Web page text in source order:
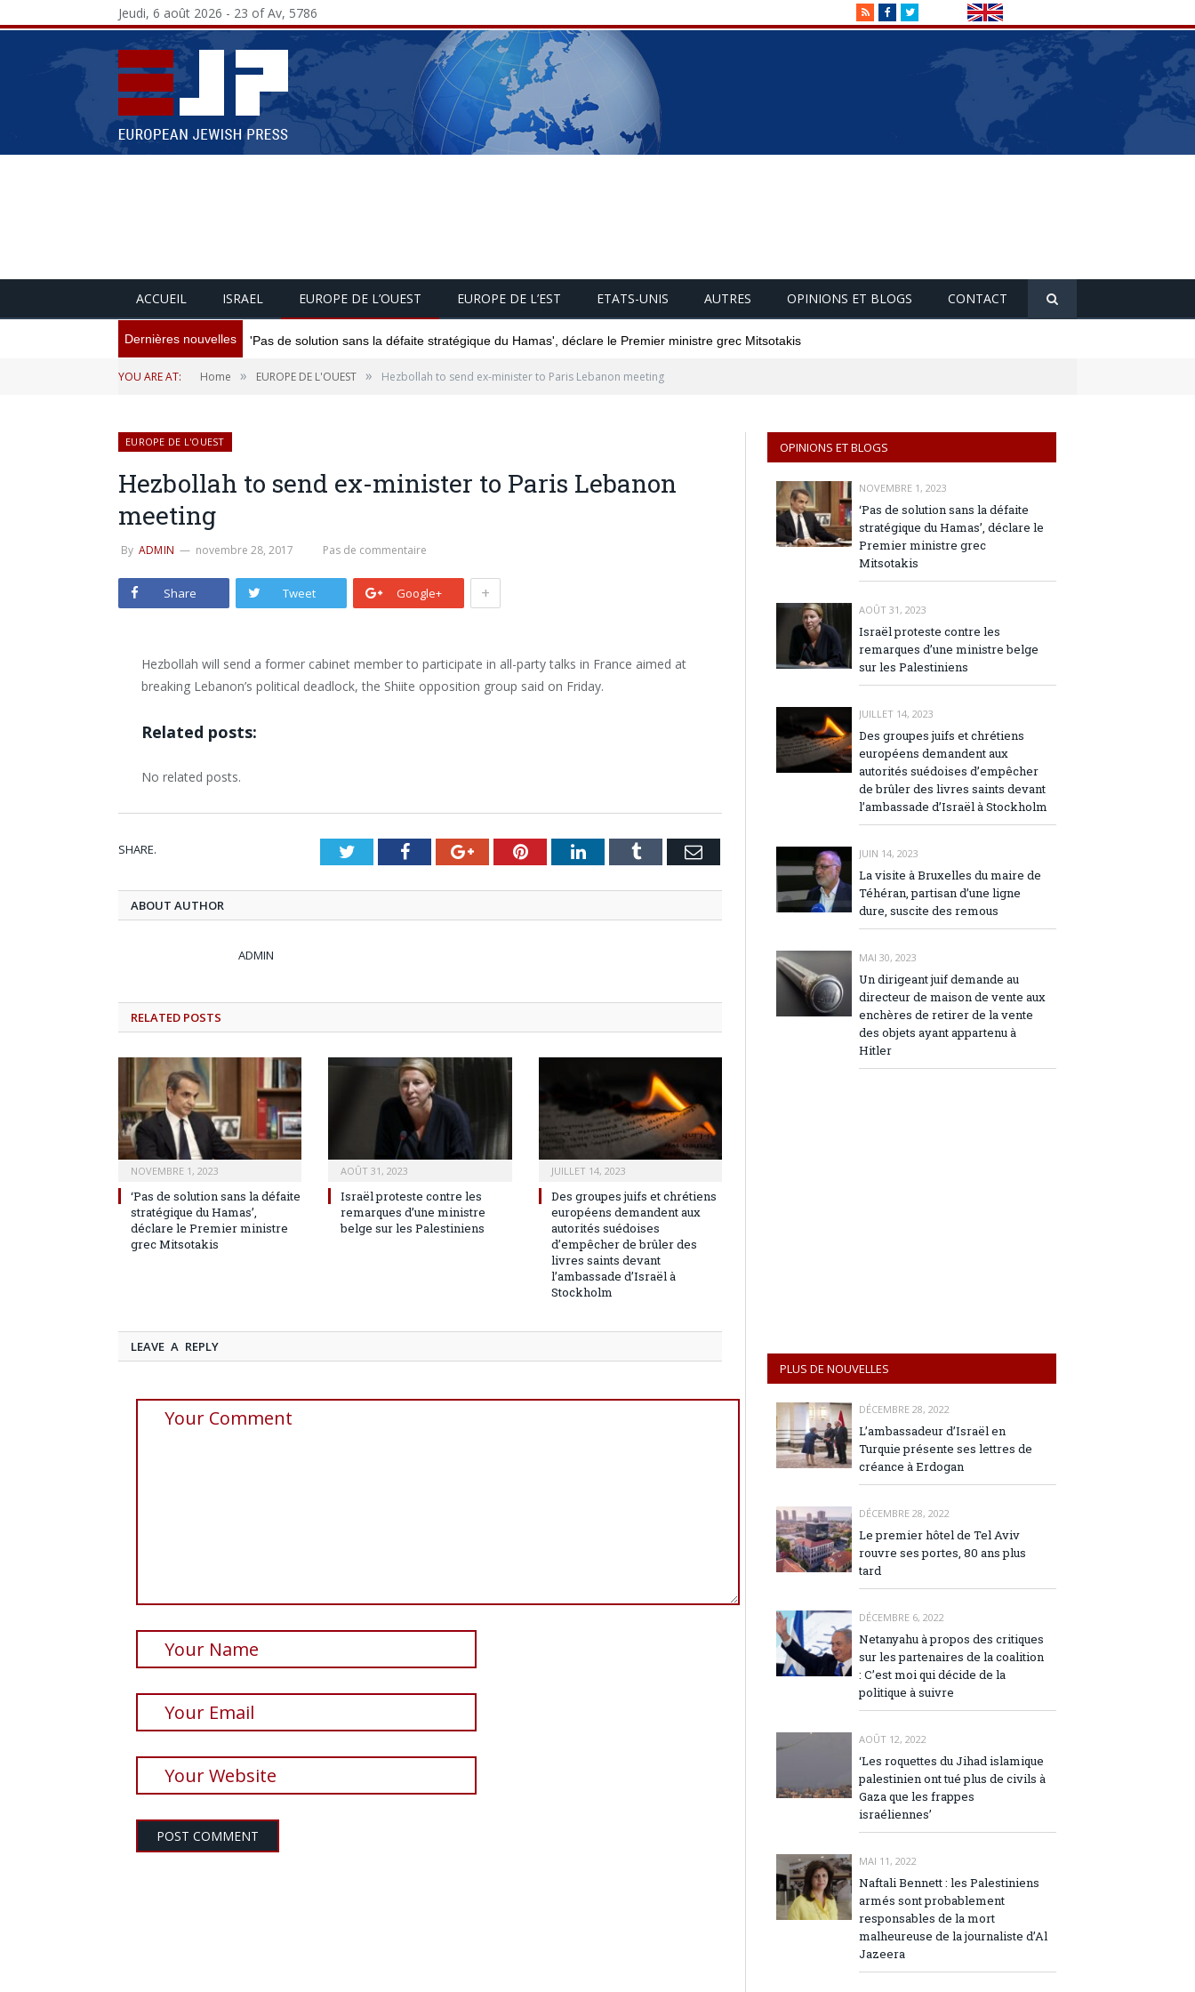
RSSFacebookTwitter
Jeudi, 6 août 2026 - 23 of Av, 5786
ACCUEIL ISRAEL EUROPE DE L’OUEST EUROPE DE L’EST ETATS-UNIS AUTRES OPINIONS ET BLOGS CONTACT
Dernières nouvelles 'Pas de solution sans la défaite stratégique du Hamas', déclare le Premier ministre grec Mitsotakis
YOU ARE AT: Home » EUROPE DE L'OUEST » Hezbollah to send ex-minister to Paris Lebanon meeting
EUROPE DE L'OUEST
Hezbollah to send ex-minister to Paris Lebanon
meeting
By ADMIN novembre 28, 2017 Pas de commentaire
Share Tweet Google+ +
Hezbollah will send a former cabinet member to participate in all-party talks in France aimed at
breaking Lebanon’s political deadlock, the Shiite opposition group said on Friday.
Related posts:
No related posts.
SHARE. TwitterFacebookGoogle+PinterestLinkedInTumblr Email
ABOUT AUTHOR
ADMIN
RELATED POSTS
NOVEMBRE 1, 2023
‘Pas de solution sans la défaite
stratégique du Hamas’,
déclare le Premier ministre
grec Mitsotakis
AOÛT 31, 2023
Israël proteste contre les
remarques d’une ministre
belge sur les Palestiniens
JUILLET 14, 2023
Des groupes juifs et chrétiens
européens demandent aux
autorités suédoises
d’empêcher de brûler des
livres saints devant
l’ambassade d’Israël à
Stockholm
LEAVE A REPLY
OPINIONS ET BLOGS
NOVEMBRE 1, 2023
‘Pas de solution sans la défaite
stratégique du Hamas’, déclare le
Premier ministre grec
Mitsotakis
AOÛT 31, 2023
Israël proteste contre les
remarques d’une ministre belge
sur les Palestiniens
JUILLET 14, 2023
Des groupes juifs et chrétiens
européens demandent aux
autorités suédoises d’empêcher
de brûler des livres saints devant
l’ambassade d’Israël à Stockholm
JUIN 14, 2023
La visite à Bruxelles du maire de
Téhéran, partisan d’une ligne
dure, suscite des remous
MAI 30, 2023
Un dirigeant juif demande au
directeur de maison de vente aux
enchères de retirer de la vente
des objets ayant appartenu à
Hitler
PLUS DE NOUVELLES
DÉCEMBRE 28, 2022
L’ambassadeur d’Israël en
Turquie présente ses lettres de
créance à Erdogan
DÉCEMBRE 28, 2022
Le premier hôtel de Tel Aviv
rouvre ses portes, 80 ans plus
tard
DÉCEMBRE 6, 2022
Netanyahu à propos des critiques
sur les partenaires de la coalition
: C’est moi qui décide de la
politique à suivre
AOÛT 12, 2022
‘Les roquettes du Jihad islamique
palestinien ont tué plus de civils à
Gaza que les frappes
israéliennes’
MAI 11, 2022
Naftali Bennett : les Palestiniens
armés sont probablement
responsables de la mort
malheureuse de la journaliste d’Al
Jazeera